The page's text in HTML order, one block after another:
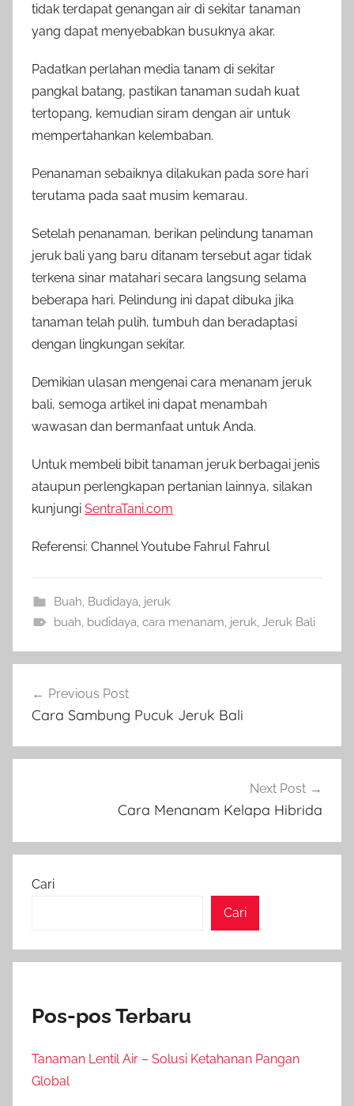
tidak terdapat genangan air di sekitar tanaman
yang dapat menyebabkan busuknya akar.
Padatkan perlahan media tanam di sekitar
pangkal batang, pastikan tanaman sudah kuat
tertopang, kemudian siram dengan air untuk
mempertahankan kelembaban.
Penanaman sebaiknya dilakukan pada sore hari
terutama pada saat musim kemarau.
Setelah penanaman, berikan pelindung tanaman
jeruk bali yang baru ditanam tersebut agar tidak
terkena sinar matahari secara langsung selama
beberapa hari. Pelindung ini dapat dibuka jika
tanaman telah pulih, tumbuh dan beradaptasi
dengan lingkungan sekitar.
Demikian ulasan mengenai cara menanam jeruk
bali, semoga artikel ini dapat menambah
wawasan dan bermanfaat untuk Anda.
Untuk membeli bibit tanaman jeruk berbagai jenis
ataupun perlengkapan pertanian lainnya, silakan
kunjungi SentraTani.com
Referensi: Channel Youtube Fahrul Fahrul
Buah, Budidaya, jeruk
buah, budidaya, cara menanam, jeruk, Jeruk Bali
pos
Previous Post
Cara Sambung Pucuk Jeruk Bali
Next Post
Cara Menanam Kelapa Hibrida
Cari
Cari
Pos-pos Terbaru
Tanaman Lentil Air – Solusi Ketahanan Pangan
Global